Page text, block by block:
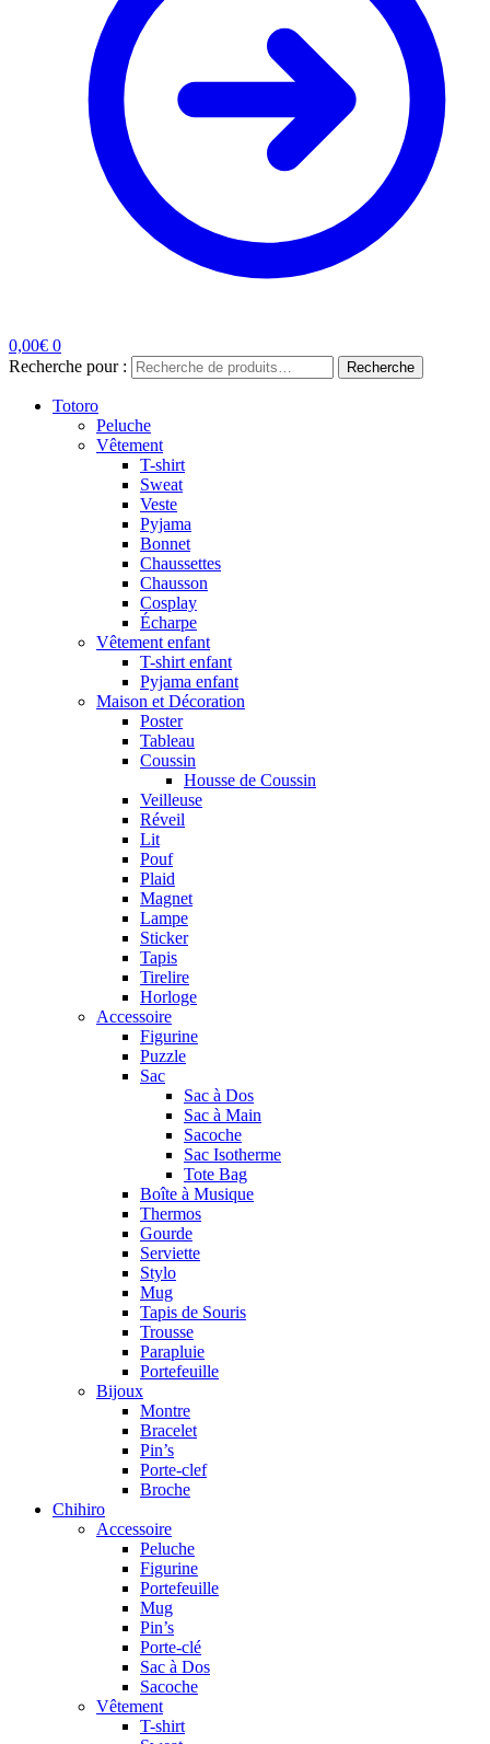
0,00€ 0
Recherche pour :
Recherche
Totoro
Peluche
Vêtement
T-shirt
Sweat
Veste
Pyjama
Bonnet
Chaussettes
Chausson
Cosplay
Écharpe
Vêtement enfant
T-shirt enfant
Pyjama enfant
Maison et Décoration
Poster
Tableau
Coussin
Housse de Coussin
Veilleuse
Réveil
Lit
Pouf
Plaid
Magnet
Lampe
Sticker
Tapis
Tirelire
Horloge
Accessoire
Figurine
Puzzle
Sac
Sac à Dos
Sac à Main
Sacoche
Sac Isotherme
Tote Bag
Boîte à Musique
Thermos
Gourde
Serviette
Stylo
Mug
Tapis de Souris
Trousse
Parapluie
Portefeuille
Bijoux
Montre
Bracelet
Pin’s
Porte-clef
Broche
Chihiro
Accessoire
Peluche
Figurine
Portefeuille
Mug
Pin’s
Porte-clé
Sac à Dos
Sacoche
Vêtement
T-shirt